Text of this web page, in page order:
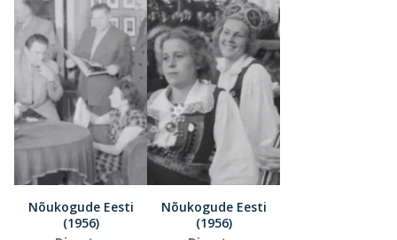
Nõukogude Eesti
(1956)
Nõukogude Eesti
(1956)